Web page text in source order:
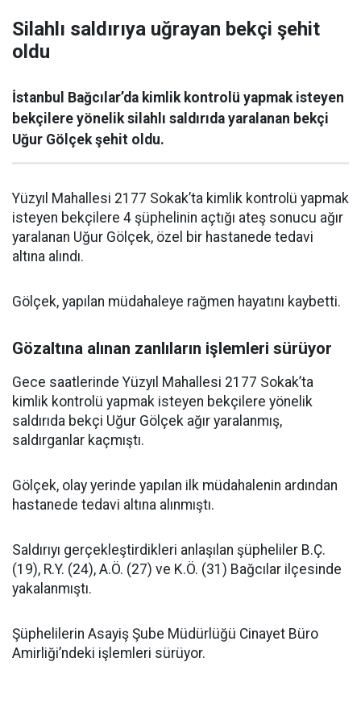
Silahlı saldırıya uğrayan bekçi şehit
oldu
İstanbul Bağcılar’da kimlik kontrolü yapmak isteyen
bekçilere yönelik silahlı saldırıda yaralanan bekçi
Uğur Gölçek şehit oldu.
Yüzyıl Mahallesi 2177 Sokak’ta kimlik kontrolü yapmak
isteyen bekçilere 4 şüphelinin açtığı ateş sonucu ağır
yaralanan Uğur Gölçek, özel bir hastanede tedavi
altına alındı.
Gölçek, yapılan müdahaleye rağmen hayatını kaybetti.
Gözaltına alınan zanlıların işlemleri sürüyor
Gece saatlerinde Yüzyıl Mahallesi 2177 Sokak’ta
kimlik kontrolü yapmak isteyen bekçilere yönelik
saldırıda bekçi Uğur Gölçek ağır yaralanmış,
saldırganlar kaçmıştı.
Gölçek, olay yerinde yapılan ilk müdahalenin ardından
hastanede tedavi altına alınmıştı.
Saldırıyı gerçekleştirdikleri anlaşılan şüpheliler B.Ç.
(19), R.Y. (24), A.Ö. (27) ve K.Ö. (31) Bağcılar ilçesinde
yakalanmıştı.
Şüphelilerin Asayiş Şube Müdürlüğü Cinayet Büro
Amirliği’ndeki işlemleri sürüyor.